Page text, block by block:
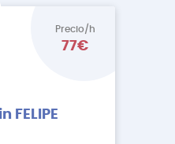
Precio/h
77€
FELIPE